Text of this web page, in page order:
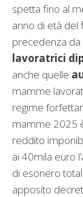
spetta fino al
anno di età del
precedenza da
lavoratrici
anche quelle
mamme
regime
mamme 2025
reddito
ai 40mila euro
di esonero
apposito